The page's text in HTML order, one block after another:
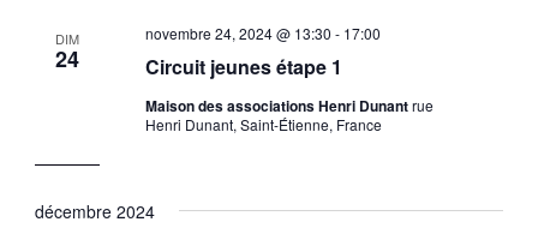
DIM
24 Circuit jeunes étape 1
novembre 24, 2024 @ 13:30 - 17:00
Maison des associations Henri Dunantrue
Henri Dunant, Saint-Étienne, France
décembre 2024